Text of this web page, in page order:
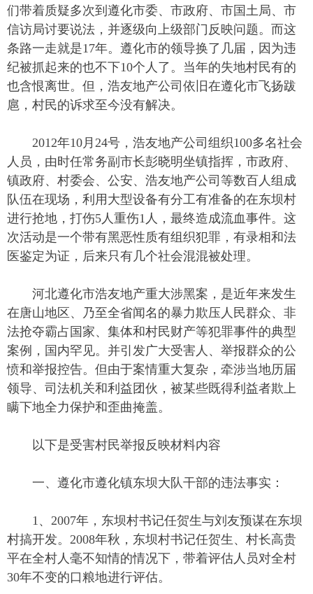
们带着质疑多次到遵化市委、市政府、市国土局、市
信访局讨要说法，并逐级向上级部门反映问题。而这
条路一走就是17年。遵化市的领导换了几届，因为违
纪被抓起来的也不下10个人了。当年的失地村民有的
也含恨离世。但，浩友地产公司依旧在遵化市飞扬跋
扈，村民的诉求至今没有解决。
2012年10月24号，浩友地产公司组织100多名社会
人员，由时任常务副市长彭晓明坐镇指挥，市政府、
镇政府、村委会、公安、浩友地产公司等数百人组成
队伍在现场，利用大型设备有分工有准备的在东坝村
进行抢地，打伤5人重伤1人，最终造成流血事件。这
次活动是一个带有黑恶性质有组织犯罪，有录相和法
医鉴定为证，后来只有几个社会混混被处理。
河北遵化市浩友地产重大涉黑案，是近年来发生
在唐山地区、乃至全省闻名的暴力欺压人民群众、非
法抢夺霸占国家、集体和村民财产等犯罪事件的典型
案例，国内罕见。并引发广大受害人、举报群众的公
愤和举报控告。但由于案情重大复杂，牵涉当地历届
领导、司法机关和利益团伙，被某些既得利益者欺上
瞒下地全力保护和歪曲掩盖。
以下是受害村民举报反映材料内容
一、遵化市遵化镇东坝大队干部的违法事实：
1、2007年，东坝村书记任贺生与刘友预谋在东坝
村搞开发。2008年秋，东坝村书记任贺生、村长高贵
平在全村人毫不知情的情况下，带着评估人员对全村
30年不变的口粮地进行评估。